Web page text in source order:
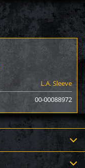
L.A. Sleeve
00-00088972